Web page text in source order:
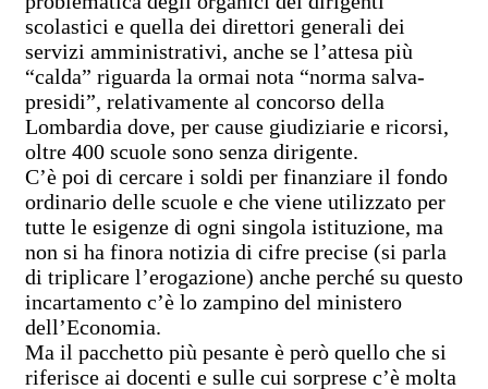
scolastici e quella dei direttori generali dei
servizi amministrativi, anche se l’attesa più
“calda” riguarda la ormai nota “norma salva-
presidi”, relativamente al concorso della
Lombardia dove, per cause giudiziarie e ricorsi,
oltre 400 scuole sono senza dirigente.
C’è poi di cercare i soldi per finanziare il fondo
ordinario delle scuole e che viene utilizzato per
tutte le esigenze di ogni singola istituzione, ma
non si ha finora notizia di cifre precise (si parla
di triplicare l’erogazione) anche perché su questo
incartamento c’è lo zampino del ministero
dell’Economia.
Ma il pacchetto più pesante è però quello che si
riferisce ai docenti e sulle cui sorprese c’è molta